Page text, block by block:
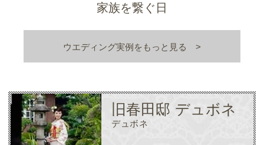
家族を繋ぐ日
ウエディング実例をもっと見る
旧春田邸 デュボネ
デュボネ